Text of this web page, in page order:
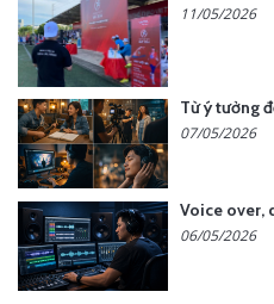
11/05/2026
07/05/2026
06/05/2026